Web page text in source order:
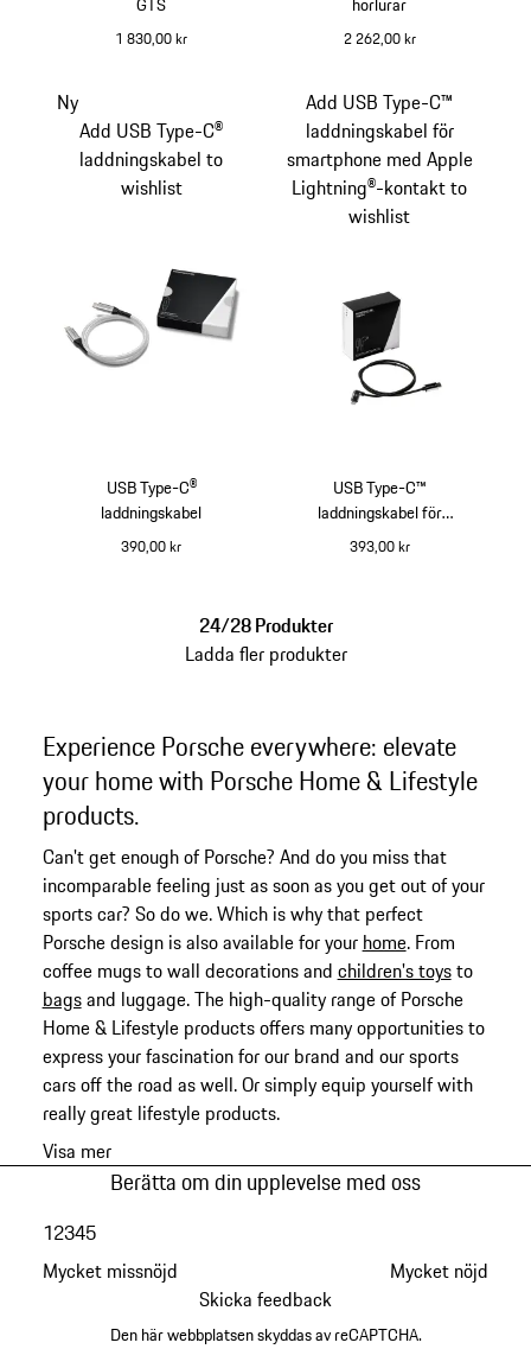
1 830,00 kr 2 262,00 kr
USB Type-C®
laddningskabel
390,00 kr
Ny
Add USB Type-C®
laddningskabel to
wishlist
USB Type-C™
laddningskabel för
smartphone med Apple
Lightning®-kontakt
393,00 kr
Add USB Type-C™
laddningskabel för
smartphone med Apple
Lightning®-kontakt to
wishlist
24/28 Produkter
Ladda fler produkter
Experience Porsche everywhere: elevate
your home with Porsche Home & Lifestyle
products.
Can't get enough of Porsche? And do you miss that
incomparable feeling just as soon as you get out of your
sports car? So do we. Which is why that perfect
Porsche design is also available for your home. From
coffee mugs to wall decorations and children's toysto
bagsand luggage. The high-quality range of Porsche
Home & Lifestyle products offers many opportunities to
express your fascination for our brand and our sports
cars off the road as well. Or simply equip yourself with
really great lifestyle products.
Visa mer
Berätta om din upplevelse med oss
Mycket missnöjd
12345
Mycket nöjd
Skicka feedback
Den här webbplatsen skyddas av reCAPTCHA.